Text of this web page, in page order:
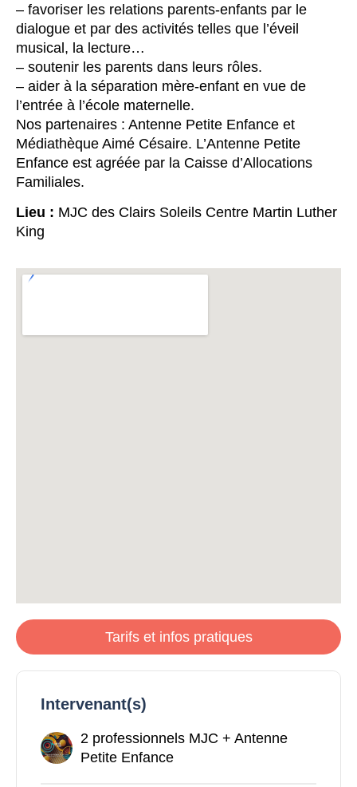
– favoriser les relations parents-enfants par le
dialogue et par des activités telles que l’éveil
musical, la lecture…
– soutenir les parents dans leurs rôles.
– aider à la séparation mère-enfant en vue de
l’entrée à l’école maternelle.
Nos partenaires : Antenne Petite Enfance et
Médiathèque Aimé Césaire. L’Antenne Petite
Enfance est agréée par la Caisse d’Allocations
Familiales.
Lieu : MJC des Clairs Soleils Centre Martin Luther
King
Tarifs et infos pratiques
Intervenant(s)
2 professionnels MJC + Antenne
Petite Enfance